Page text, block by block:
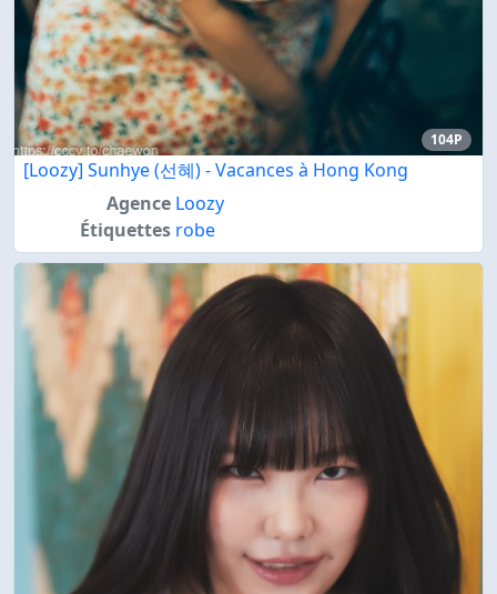
104P
[Loozy] Sunhye (선혜) - Vacances à Hong Kong
Agence Loozy
Étiquettes robe